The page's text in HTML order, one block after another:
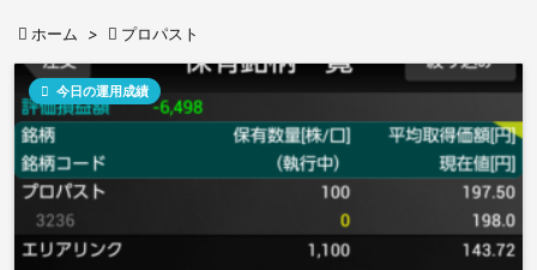
 ホーム >  プロパスト
 今日の運用成績